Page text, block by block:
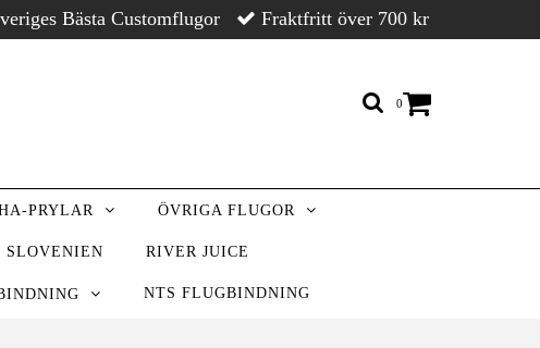
Bästa Customflugor Fraktfritt över 700 kr
0
PRYLAR ÖVRIGA FLUGOR
SLOVENIEN RIVER JUICE
NTS FLUGBINDNING